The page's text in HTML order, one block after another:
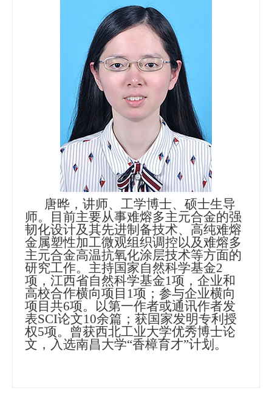
唐晔，讲师、工学博士、硕士生导
师。
目前主要从事难熔多主元合金的强
韧化设计及其先进制备技术、高纯难熔
金属塑性加工微观组织调控以及难熔多
主元合金高温抗氧化涂层技术等方面的
研究工作。主持国家自然科学基金2
项，江西省自然科学基金1项，企业和
高校合作横向项目 1项；参与企业横向
项目共6项。以第一作者或通讯作者发
表SCI论文10余篇；获国家发明专利授
权5项。 曾获西北工业大学优秀博士论
文，入选南昌大学“香樟育才”计划。